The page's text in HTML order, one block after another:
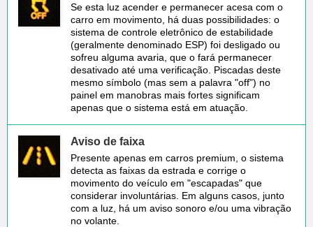
Se esta luz acender e permanecer acesa com o
carro em movimento, há duas possibilidades: o
sistema de controle eletrônico de estabilidade
(geralmente denominado ESP) foi desligado ou
sofreu alguma avaria, que o fará permanecer
desativado até uma verificação. Piscadas deste
mesmo símbolo (mas sem a palavra "off") no
painel em manobras mais fortes significam
apenas que o sistema está em atuação.
Aviso de faixa
Presente apenas em carros premium, o sistema
detecta as faixas da estrada e corrige o
movimento do veículo em "escapadas" que
considerar involuntárias. Em alguns casos, junto
com a luz, há um aviso sonoro e/ou uma vibração
no volante.